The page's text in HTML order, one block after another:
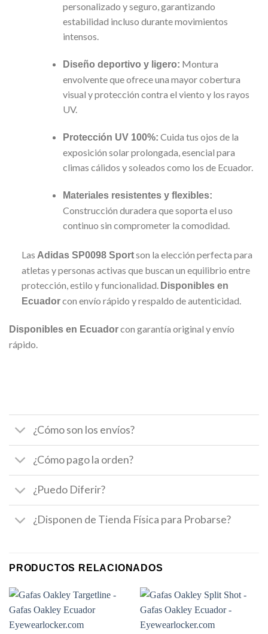
personalizado y seguro, garantizando
estabilidad incluso durante movimientos
intensos.
Diseño deportivo y ligero: Montura
envolvente que ofrece una mayor cobertura
visual y protección contra el viento y los rayos
UV.
Protección UV 100%: Cuida tus ojos de la
exposición solar prolongada, esencial para
climas cálidos y soleados como los de Ecuador.
Materiales resistentes y flexibles:
Construcción duradera que soporta el uso
continuo sin comprometer la comodidad.
Las Adidas SP0098 Sportson la elección perfecta para
atletas y personas activas que buscan un equilibrio entre
protección, estilo y funcionalidad. Disponibles en
Ecuadorcon envío rápido y respaldo de autenticidad.
Disponibles en Ecuadorcon garantía original y envío
rápido.
¿Cómo son los envíos?
¿Cómo pago la orden?
¿Puedo Diferir?
¿Disponen de Tienda Física para Probarse?
PRODUCTOS RELACIONADOS